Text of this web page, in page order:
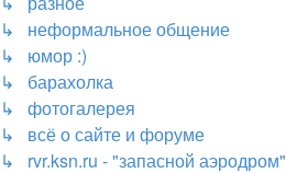
↳ неформальное общение
↳ юмор :)
↳ барахолка
↳ фотогалерея
↳ всё о сайте и форуме
↳ rvr.ksn.ru - "запасной аэродром"